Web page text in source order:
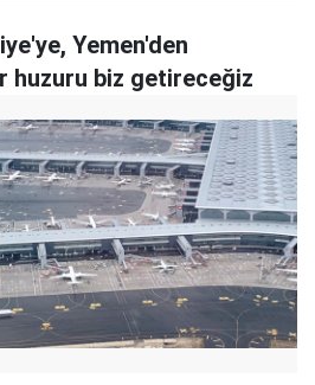
Yemen'den
huzuru biz getireceğiz